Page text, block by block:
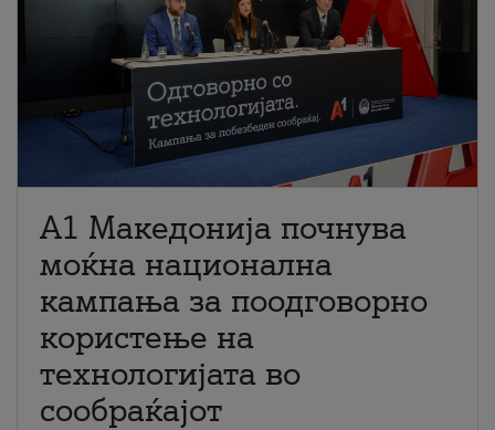
A1 Македонија почнува
моќна национална
кампања за поодговорно
користење на
технологијата во
сообраќајот